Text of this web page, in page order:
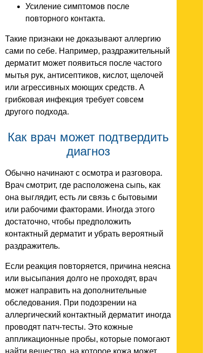
Усиление симптомов после
повторного контакта.
Такие признаки не доказывают аллергию
сами по себе. Например, раздражительный
дерматит может появиться после частого
мытья рук, антисептиков, кислот, щелочей
или агрессивных моющих средств. А
грибковая инфекция требует совсем
другого подхода.
Как врач может подтвердить
диагноз
Обычно начинают с осмотра и разговора.
Врач смотрит, где расположена сыпь, как
она выглядит, есть ли связь с бытовыми
или рабочими факторами. Иногда этого
достаточно, чтобы предположить
контактный дерматит и убрать вероятный
раздражитель.
Если реакция повторяется, причина неясна
или высыпания долго не проходят, врач
может направить на дополнительные
обследования. При подозрении на
аллергический контактный дерматит иногда
проводят патч-тесты. Это кожные
аппликационные пробы, которые помогают